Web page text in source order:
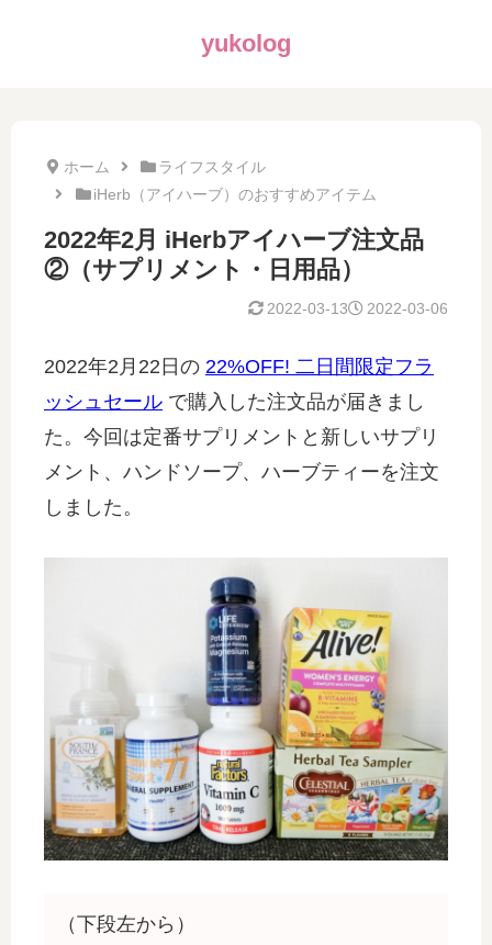
yukolog
ホーム
ライフスタイル
iHerb（アイハーブ）のおすすめアイテム
2022年2月 iHerbアイハーブ注文品
②（サプリメント・日用品）
2022-03-06
2022-03-13
2022年2月22日の 22%OFF! 二日間限定フラ
ッシュセール で購入した注文品が届きまし
た。今回は定番サプリメントと新しいサプリ
メント、ハンドソープ、ハーブティーを注文
しました。
（下段左から）